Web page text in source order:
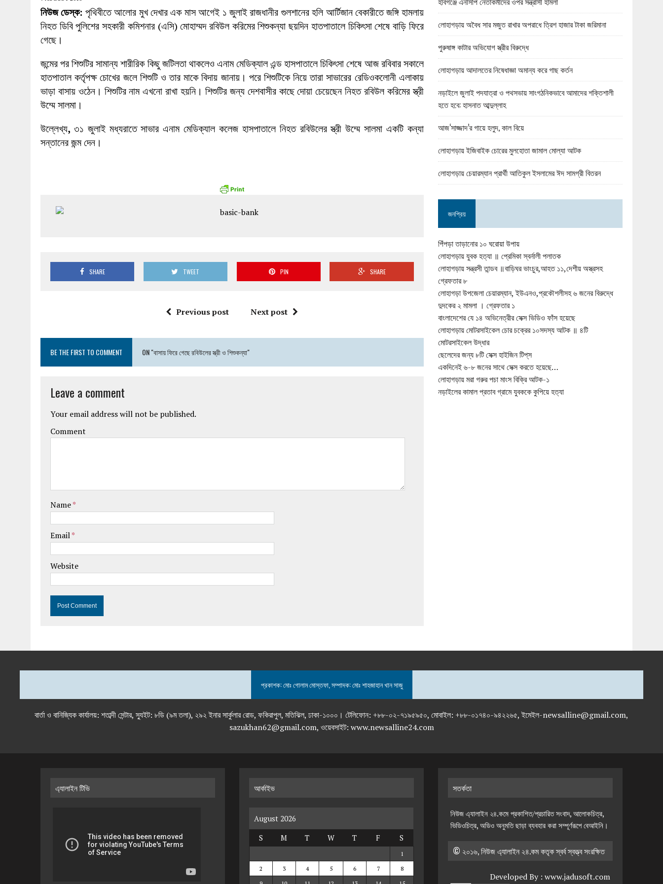
27 MAY 2026 | লোহাগড়ায় চেয়ারম্যান প্রার্থী আতিকুল ইসলামের ঈদ সামগ্রী বিতরন
1 AUGUST 2026 | লোহাগড়ায় জাল দলিলে নামজারি ॥ এসিল্যান্ড অফিসে ভয়াবহ দুর্নীতি
নিউজ ডেস্ক: পৃথিবীতে আলোর মুখ দেখার এক মাস আগেই ১ জুলাই রাজধানীর গুলশানের হলি আর্টিজান বেকারীতে জঙ্গি হামলায়
নিহত ডিবি পুলিশের সহকারী কমিশনার (এসি) মোহাম্মদ রবিউল করিমের শিশুকন্যা ছয়দিন হাতপাতালে চিকিৎসা শেষে বাড়ি ফিরে
গেছে।
জন্মের পর শিশুটির সামান্য শারীরিক কিছু জটিলতা থাকলেও এনাম মেডিক্যাল এন্ড হাসপাতালে চিকিৎসা শেষে আজ রবিবার সকালে
হাতপাতাল কর্তৃপক্ষ চোখের জলে শিশুটি ও তার মাকে বিদায় জানায়। পরে শিশুটিকে নিয়ে তারা সাভারের রেডিওকলোনী এলাকায়
ভাড়া বাসায় ওঠেন। শিশুটির নাম এখনো রাখা হয়নি। শিশুটির জন্য দেশবাসীর কাছে দোয়া চেয়েছেন নিহত রবিউল করিমের স্ত্রী
উম্মে সালমা।
উল্লেখ্য, ৩১ জুলাই মধ্যরাতে সাভার এনাম মেডিক্যাল কলেজ হাসপাতালে নিহত রবিউলের স্ত্রী উম্মে সালমা একটি কন্যা
সন্তানের জন্ম দেন।
SHARE TWEET PIN SHARE
Previous post Next post
BE THE FIRST TO COMMENT ON "বাসায় ফিরে গেছে রবিউলের স্ত্রী ও শিশুকন্যা"
Leave a comment
Your email address will not be published.
Comment
Name*
Email*
Website
লোহাগড়ায় অবৈধ সার মজুত রাখার অপরাধে ত্রিশ হাজার টাকা জরিমানা
পুরুষাঙ্গ কাটার অভিযোগ স্ত্রীর বিরুদ্ধে
লোহাগড়ায় আদালতের নিষেধাজ্ঞা অমান্য করে গাছ কর্তন
নড়াইলে জুলাই পদযাত্রা ও পথসভায় সাংগঠনিকভাবে আমাদের শক্তিশালী
হতে হবে: হাসনাত আব্দুল্লাহ
আজ‘সাজ্জাদ’র গায়ে হলুদ, কাল বিয়ে
লোহাগড়ায় ইজিবাইক চোরের মুলহোতা জামাল মোল্যা আটক
লোহাগড়ায় চেয়ারম্যান প্রার্থী আতিকুল ইসলামের ঈদ সামগ্রী বিতরন
জনপ্রিয়
পিঁপড়া তাড়ানোর ১০ ঘরোয়া উপায়
লোহাগড়ায় যুবক হত্যা ॥ প্রেমিকা স্বর্নালী পলাতক
লোহাগড়ায় সন্ত্রসী তান্ডব ॥বাড়িঘর ভাংচুর,আহত ১১,দেশীয় অস্ত্রসহ
গ্রেফতার ৮
লোহাগড়া উপজেলা চেয়ারম্যান, ইউএনও,প্রকৌশলীসহ ৬ জনের বিরুদ্ধে
দুদকের ২ মামলা । গ্রেফতার ১
বাংলাদেশের যে ১৪ অভিনেত্রীর সেক্স ভিডিও ফাঁস হয়েছে
লোহাগড়ায় মোটরসাইকেল চোর চক্রের ১০সদস্য আটক ॥ ৪টি
মোটরসাইকেল উদ্ধার
ছেলেদের জন্য ৮টি সেক্স হাইজিন টিপ্‌স
একদিনেই ৬-৮ জনের সাথে সেক্স করতে হয়েছে…
লোহাগড়ায় মরা গরুর পচা মাংস বিক্রি আটক-১
নড়াইলের কামাল প্রতাব গ্রামে যুবককে কুপিয়ে হত্যা
প্রকাশক: মোঃ গোলাম মোস্তফা, সম্পাদক: মোঃ শাহজাহান খান সাজু
বার্তা ও বানিজ্যিক কার্যালয়: শতাব্দী সেন্টার, স্যুইট: ৮ডি (৯ম তলা), ২৯২ ইনার সার্কুলার রোড, ফকিরাপুল, মতিঝিল, ঢাকা-১০০০। টেলিফোন: +৮৮-০২-৭১৯৫৯৫০, মোবাইল: +৮৮-০১৭৪০-৯৪২২৬৫, ইমেইল-newsalline@gmail.com,
sazukhan62@gmail.com, ওয়েবসাইট: www.newsalline24.com
এ্যালাইন টিভি আর্কাইভ
August 2026
S
M T W T F S
1
2
3 4 5 6 7
8
সতর্কতা
নিউজ এ্যালাইন ২৪.কমে প্রকাশিত/প্রচারিত সংবাদ, আলোকচিত্র,
ভিডিওচিত্র, অডিও অনুমতি ছাড়া ব্যবহার করা সম্পূর্ণরূপে বেআইনি।
© ২০১৬, নিউজ এ্যালাইন ২৪.কম কতৃক স্বর্ব স্বত্ত্ব সংরক্ষিত
Developed By : www.jadusoft.com